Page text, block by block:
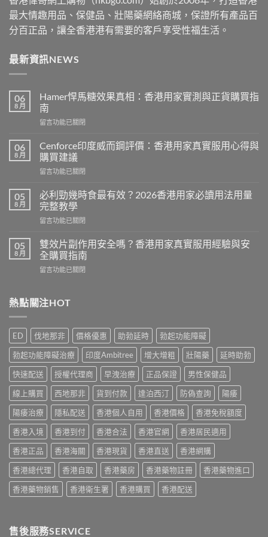
最大情趣用品、保健品、壯陽藥網絡商城，保證所有產品百
分百正品，讓全香港港有需要的客戶享受性福生活。
最新資訊NEWS
06
8 月
Hamer悍馬糖效果真相：香港用家實測與正貨購買指
南
在
悍
馬
糖
效
真
相：
香
港
家
實
與
購
南〉
中
留言功能已關閉
06
8 月
Cenforce印度威而鋼評價：香港用家真實服用心得與
購買建議
在
印
度
威
而
評
價：
香
港
真
用
心
得
與
購
買
建
議〉
中
留言功能已關閉
05
8 月
必利勁幾時食最有效？2026香港用家必讀用法用量
完整教學
在
利
勁
幾
時
有
香
港
用
家
必
讀
用
法
用
量
完
整
教
學〉
中
留言功能已關閉
05
8 月
雙效片副作用安全嗎？香港用家真實服用經驗與安
全購買指南
在
片
副
用
安
全
嗎？
香
港
用
家
真
實
服
用
經
驗
與
安
全
南〉
留言功能已關閉
熱點關注HOT
ED 伐地那非 價格優惠 助勃延時
勃起功能障礙
勃起功能障礙治療
印度Ambitree 增大增粗 壯陽藥
延時助勃
快速配送
授權代理商 早洩治療 正品保證
男性保健品
線上購買
西地那非 貨到付款 達泊西汀 防偽查詢
陽痿
陽痿治療
隱私配送 香港個人自用 香港價格
香港免稅額度
香港入境
香港到付 香港合法 香港官網
香港居民適用
香港正品
香港海關 香港現貨 香港直送
香港網購
香港總代理
香港自取 香港藥房 香港藥物註冊
香港藥物進口
香港藥物銷售
香港衛生署 香港購買 香港配送
售後服務SERVICE